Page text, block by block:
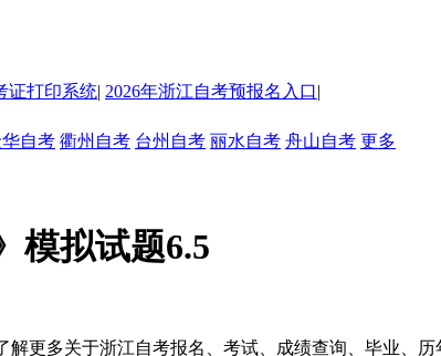
证打印系统| 2026年浙江自考预报名入口|
自考 衢州自考 台州自考 丽水自考 舟山自考 更多
模拟试题6.5
更多关于浙江自考报名、考试、成绩查询、毕业、